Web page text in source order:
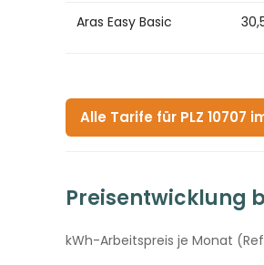
Aras Easy Basic
Alle Tarife für PLZ 10707
Preisentwicklung
kWh-Arbeitspreis je Monat